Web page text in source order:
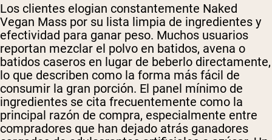
Los clientes elogian constantemente Naked
Vegan Mass por su lista limpia de ingredientes y
efectividad para ganar peso. Muchos usuarios
reportan mezclar el polvo en batidos, avena o
batidos caseros en lugar de beberlo directamente,
lo que describen como la forma más fácil de
consumir la gran porción. El panel mínimo de
ingredientes se cita frecuentemente como la
principal razón de compra, especialmente entre
compradores que han dejado atrás ganadores